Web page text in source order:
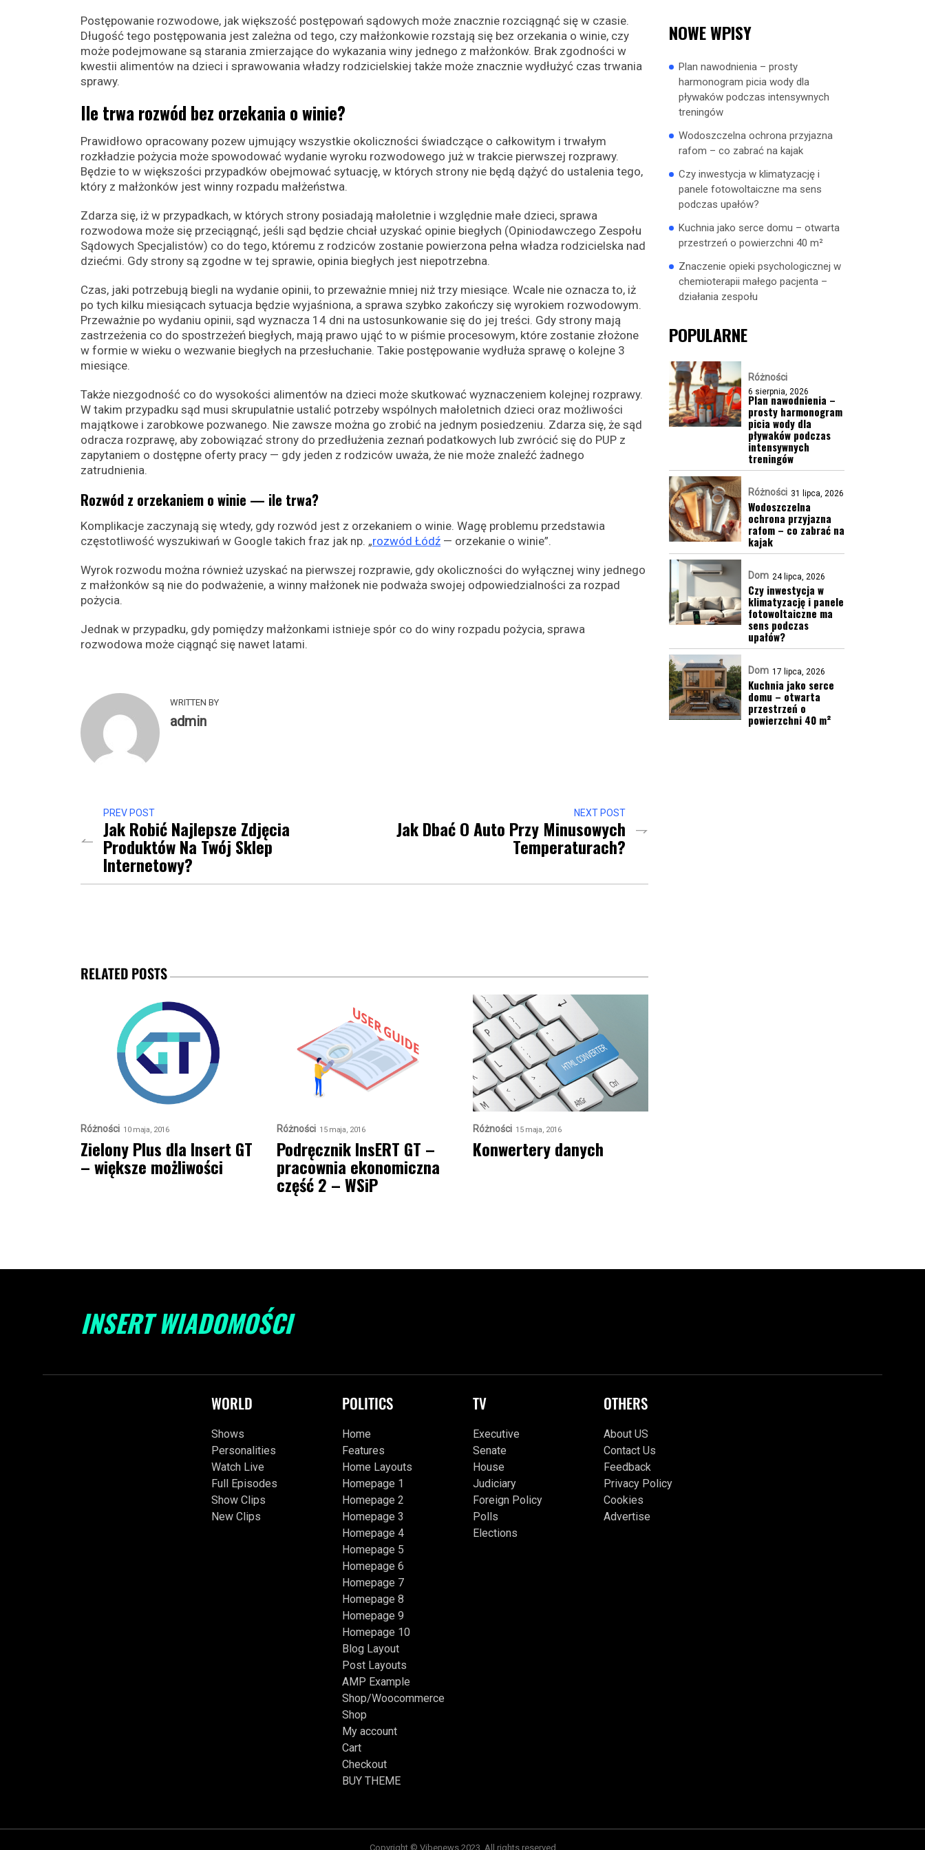
Postępowanie rozwodowe, jak większość postępowań sądowych może znacznie rozciągnąć się w czasie.
Długość tego postępowania jest zależna od tego, czy małżonkowie rozstają się bez orzekania o winie, czy
może podejmowane są starania zmierzające do wykazania winy jednego z małżonków. Brak zgodności w
kwestii alimentów na dzieci i sprawowania władzy rodzicielskiej także może znacznie wydłużyć czas trwania
sprawy.
Ile trwa rozwód bez orzekania o winie?
Prawidłowo opracowany pozew ujmujący wszystkie okoliczności świadczące o całkowitym i trwałym
rozkładzie pożycia może spowodować wydanie wyroku rozwodowego już w trakcie pierwszej rozprawy.
Będzie to w większości przypadków obejmować sytuację, w których strony nie będą dążyć do ustalenia tego,
który z małżonków jest winny rozpadu małżeństwa.
Zdarza się, iż w przypadkach, w których strony posiadają małoletnie i względnie małe dzieci, sprawa
rozwodowa może się przeciągnąć, jeśli sąd będzie chciał uzyskać opinie biegłych (Opiniodawczego Zespołu
Sądowych Specjalistów) co do tego, któremu z rodziców zostanie powierzona pełna władza rodzicielska nad
dziećmi. Gdy strony są zgodne w tej sprawie, opinia biegłych jest niepotrzebna.
Czas, jaki potrzebują biegli na wydanie opinii, to przeważnie mniej niż trzy miesiące. Wcale nie oznacza to, iż
po tych kilku miesiącach sytuacja będzie wyjaśniona, a sprawa szybko zakończy się wyrokiem rozwodowym.
Przeważnie po wydaniu opinii, sąd wyznacza 14 dni na ustosunkowanie się do jej treści. Gdy strony mają
zastrzeżenia co do spostrzeżeń biegłych, mają prawo ująć to w piśmie procesowym, które zostanie złożone
w formie w wieku o wezwanie biegłych na przesłuchanie. Takie postępowanie wydłuża sprawę o kolejne 3
miesiące.
Także niezgodność co do wysokości alimentów na dzieci może skutkować wyznaczeniem kolejnej rozprawy.
W takim przypadku sąd musi skrupulatnie ustalić potrzeby wspólnych małoletnich dzieci oraz możliwości
majątkowe i zarobkowe pozwanego. Nie zawsze można go zrobić na jednym posiedzeniu. Zdarza się, że sąd
odracza rozprawę, aby zobowiązać strony do przedłużenia zeznań podatkowych lub zwrócić się do PUP z
zapytaniem o dostępne oferty pracy — gdy jeden z rodziców uważa, że nie może znaleźć żadnego
zatrudnienia.
Rozwód z orzekaniem o winie — ile trwa?
Komplikacje zaczynają się wtedy, gdy rozwód jest z orzekaniem o winie. Wagę problemu przedstawia
częstotliwość wyszukiwań w Google takich fraz jak np. „rozwód Łódź — orzekanie o winie”.
Wyrok rozwodu można również uzyskać na pierwszej rozprawie, gdy okoliczności do wyłącznej winy jednego
z małżonków są nie do podważenie, a winny małżonek nie podważa swojej odpowiedzialności za rozpad
pożycia.
Jednak w przypadku, gdy pomiędzy małżonkami istnieje spór co do winy rozpadu pożycia, sprawa
rozwodowa może ciągnąć się nawet latami.
WRITTEN BY
admin
PREV POST
Jak Robić Najlepsze Zdjęcia
Produktów Na Twój Sklep
Internetowy?
NEXT POST
Jak Dbać O Auto Przy Minusowych
Temperaturach?
NOWE WPISY
Plan nawodnienia – prosty
harmonogram picia wody dla
pływaków podczas intensywnych
treningów
Wodoszczelna ochrona przyjazna
rafom – co zabrać na kajak
Czy inwestycja w klimatyzację i
panele fotowoltaiczne ma sens
podczas upałów?
Kuchnia jako serce domu – otwarta
przestrzeń o powierzchni 40 m²
Znaczenie opieki psychologicznej w
chemioterapii małego pacjenta –
działania zespołu
POPULARNE
Różności
6 sierpnia, 2026
Plan nawodnienia –
prosty harmonogram
picia wody dla
pływaków podczas
intensywnych
treningów
Różności 31 lipca, 2026
Wodoszczelna
ochrona przyjazna
rafom – co zabrać na
kajak
Dom 24 lipca, 2026
Czy inwestycja w
klimatyzację i panele
fotowoltaiczne ma
sens podczas
upałów?
Dom 17 lipca, 2026
Kuchnia jako serce
domu – otwarta
przestrzeń o
powierzchni 40 m²
RELATED POSTS
Różności 10 maja, 2016
Zielony Plus dla Insert GT
– większe możliwości
Różności 15 maja, 2016
Podręcznik InsERT GT –
pracownia ekonomiczna
część 2 – WSiP
Różności 15 maja, 2016
Konwertery danych
INSERT WIADOMOŚCI
WORLD
Shows
Personalities
Watch Live
Full Episodes
Show Clips
New Clips
POLITICS
Home
Features
Home Layouts
Homepage 1
Homepage 2
Homepage 3
Homepage 4
Homepage 5
Homepage 6
Homepage 7
Homepage 8
Homepage 9
Homepage 10
Blog Layout
Post Layouts
AMP Example
Shop/Woocommerce
Shop
My account
Cart
Checkout
BUY THEME
TV
Executive
Senate
House
Judiciary
Foreign Policy
Polls
Elections
OTHERS
About US
Contact Us
Feedback
Privacy Policy
Cookies
Advertise
Copyright © Vibenews 2023. All rights reserved